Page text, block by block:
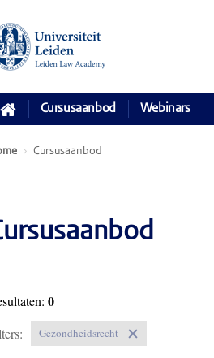
Cursusaanbod Webinars
Cursusaanbod
0
Gezondheidsrecht